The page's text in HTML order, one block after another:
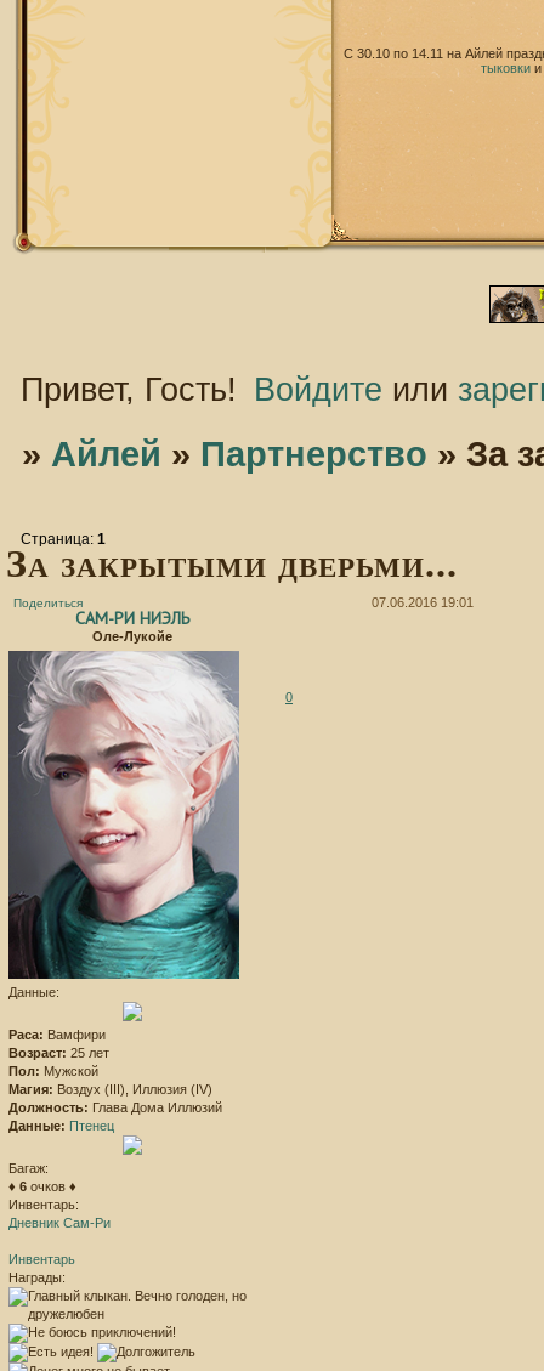
С 30.10 по 14.11 на Айлей
тыковкии
Привет, Гость! Войдите или
» Айлей » Партнерство »За
За закрытыми дверьми...
Страница:1
Поделиться 07.06.2016 19:01
САМ-РИ НИЭЛЬ
Оле-Лукойе
Данные:
Раса: Вамфири
Возраст: 25 лет
Пол: Мужской
Магия: Воздух (III), Иллюзия (IV)
Должность: Глава Дома Иллюзий
Данные: Птенец
Багаж:
♦ 6 очков ♦
Инвентарь:
Дневник Сам-Ри
Инвентарь
Награды:
0